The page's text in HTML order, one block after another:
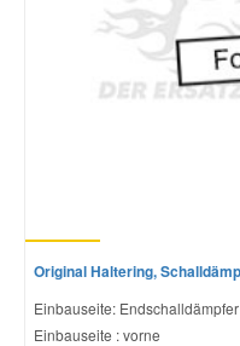
Original Haltering,
Einbauseite: Endschalldämpfer
Einbauseite : vorne